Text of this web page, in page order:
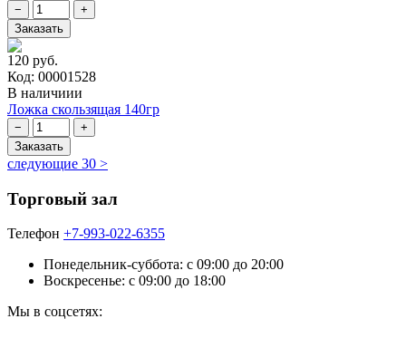
120 руб.
Код: 00001528
В наличиии
Ложка скользящая 140гр
следующие 30 >
Торговый зал
Телефон +7-993-022-6355
Понедельник-суббота: c 09:00 до 20:00
Воскресенье: с 09:00 до 18:00
Мы в соцсетях: